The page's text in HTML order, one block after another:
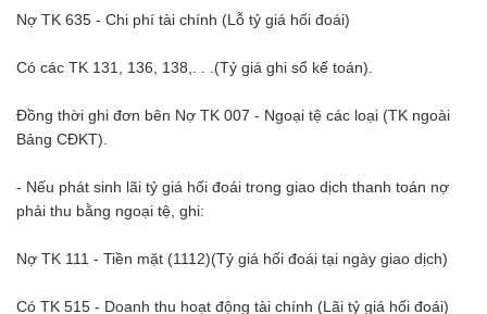
Nợ TK 635 - Chi phí tài chính (Lỗ tỷ giá hối đoái)
Có các TK 131, 136, 138,. . .(Tỷ giá ghi sổ kế toán).
Đồng thời ghi đơn bên Nợ TK 007 - Ngoại tệ các loại (TK ngoài
Bảng CĐKT).
- Nếu phát sinh lãi tỷ giá hối đoái trong giao dịch thanh toán nợ
phải thu bằng ngoại tệ, ghi:
Nợ TK 111 - Tiền mặt (1112)(Tỷ giá hối đoái tại ngày giao dịch)
Có TK 515 - Doanh thu hoạt động tài chính (Lãi tỷ giá hối đoái)